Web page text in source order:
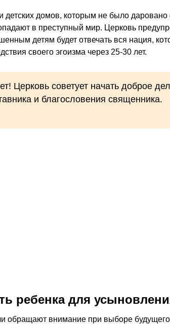
детских домов, которым не было
в преступный мир. Церковь
детям будет отвечать вся нация,
своего эгоизма через 25-30 лет.
Церковь советует начать доброе
и благословения священника.
ребенка для
обращают внимание при выборе